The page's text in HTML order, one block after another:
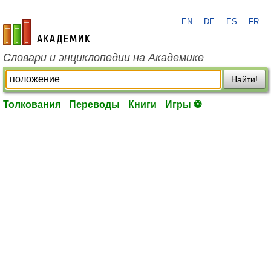
academic.ru
EN DE ES FR
Словари и энциклопедии на Академике
Найти!
Толкования Переводы Книги Игры ⚽